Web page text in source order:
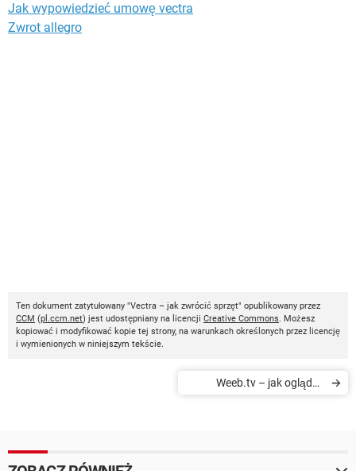
Jak wypowiedzieć umowę vectra
Zwrot allegro
Ten dokument zatytułowany "Vectra – jak zwrócić sprzęt" opublikowany przez
CCM (pl.ccm.net) jest udostępniany na licencji Creative Commons. Możesz
kopiować i modyfikować kopie tej strony, na warunkach określonych przez licencję
i wymienionych w niniejszym tekście.
Weeb.tv – jak oglądać